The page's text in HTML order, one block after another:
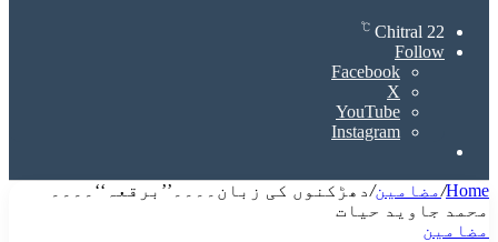
Chitral 22
℃
Follow
Facebook
X
YouTube
Instagram
Home
/مضامین/دھڑکنوں کی زبان۔۔۔۔’’برقعہ‘‘۔۔۔۔
محمد جاوید حیات
مضامین